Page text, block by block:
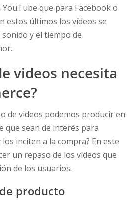
que para Facebook o
estos últimos los vídeos se
y el tiempo de
videos necesita
de videos podemos producir en
que sean de interés para
inciten a la compra? En este
un repaso de los vídeos que
de los usuarios.
producto